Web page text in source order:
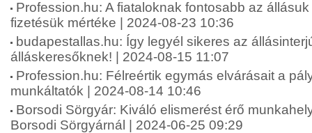
Profession.hu: A fiataloknak fontosabb az
fizetésük mértéke | 2024-08-23 10:36
budapestallas.hu: Így legyél sikeres az
álláskeresőknek! | 2024-08-15 11:07
Profession.hu: Félreértik egymás elvárásait a
munkáltatók | 2024-08-14 10:46
Borsodi Sörgyár: Kiváló elismerést érő
Borsodi Sörgyárnál | 2024-06-25 09:29